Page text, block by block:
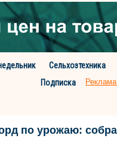
Сельхозтехника
Подписка
по урожаю: